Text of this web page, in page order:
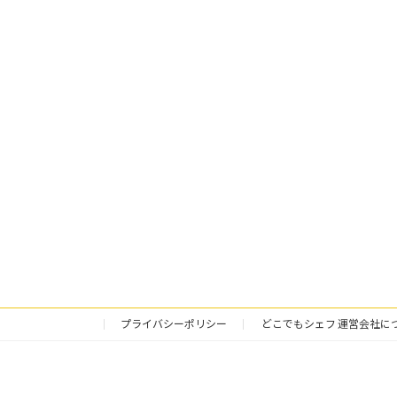
プライバシーポリシー どこでもシェフ 運営会社に